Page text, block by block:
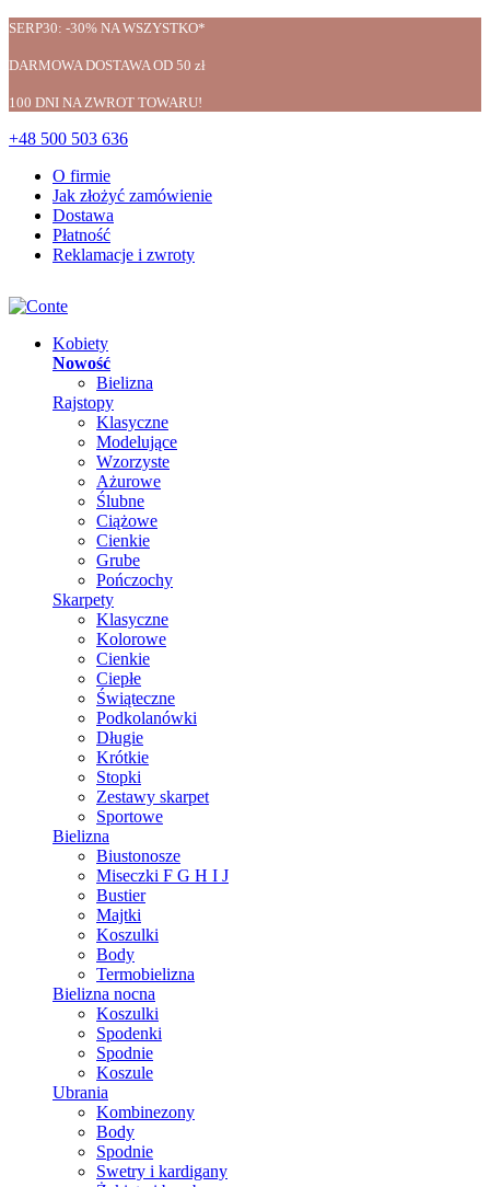
SERP30: -30% NA WSZYSTKO*
DARMOWA DOSTAWA OD 50 zł
100 DNI NA ZWROT TOWARU!
+48 500 503 636
O firmie
Jak złożyć zamówienie
Dostawa
Płatność
Reklamacje i zwroty
Kobiety
Nowość
Bielizna
Rajstopy
Klasyczne
Modelujące
Wzorzyste
Ażurowe
Ślubne
Ciążowe
Cienkie
Grube
Pończochy
Skarpety
Klasyczne
Kolorowe
Cienkie
Ciepłe
Świąteczne
Podkolanówki
Długie
Krótkie
Stopki
Zestawy skarpet
Sportowe
Bielizna
Biustonosze
Miseczki F G H I J
Bustier
Majtki
Koszulki
Body
Termobielizna
Bielizna nocna
Koszulki
Spodenki
Spodnie
Koszule
Ubrania
Kombinezony
Body
Spodnie
Swetry i kardigany